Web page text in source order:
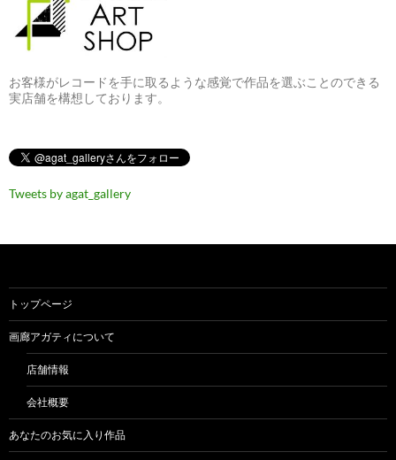
お客様がレコードを手に取るような感覚で作品を選ぶことのできる
実店舗を構想しております。
Tweets by agat_gallery
トップページ
画廊アガティについて
店舗情報
会社概要
あなたのお気に入り作品